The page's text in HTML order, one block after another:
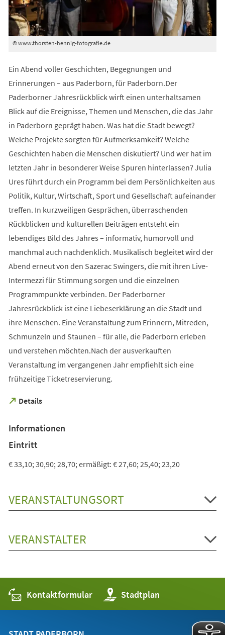
© www.thorsten-hennig-fotografie.de
Ein Abend voller Geschichten, Begegnungen und
Erinnerungen – aus Paderborn, für Paderborn.Der
Paderborner Jahresrückblick wirft einen unterhaltsamen
Blick auf die Ereignisse, Themen und Menschen, die das Jahr
in Paderborn geprägt haben. Was hat die Stadt bewegt?
Welche Projekte sorgten für Aufmerksamkeit? Welche
Geschichten haben die Menschen diskutiert? Und wer hat im
letzten Jahr in besonderer Weise Spuren hinterlassen? Julia
Ures führt durch ein Programm bei dem Persönlichkeiten aus
Politik, Kultur, Wirtschaft, Sport und Gesellschaft aufeinander
treffen. In kurzweiligen Gesprächen, überraschenden
Rückblicken und kulturellen Beiträgen entsteht ein
lebendiges Bild des Jahres – informativ, humorvoll und
manchmal auch nachdenklich. Musikalisch begleitet wird der
Abend erneut von den Sazerac Swingers, die mit ihren Live-
Intermezzi für Stimmung sorgen und die einzelnen
Programmpunkte verbinden. Der Paderborner
Jahresrückblick ist eine Liebeserklärung an die Stadt und
ihre Menschen. Eine Veranstaltung zum Erinnern, Mitreden,
Schmunzeln und Staunen – für alle, die Paderborn erleben
und verstehen möchten.Nach der ausverkauften
Veranstaltung im vergangenen Jahr empfiehlt sich eine
frühzeitige Ticketreservierung.
Details
(Öffnet
neuen
Tab)
Informationen
Eintritt
€ 33,10; 30,90; 28,70; ermäßigt: € 27,60; 25,40; 23,20
VERANSTALTUNGSORT
VERANSTALTER
Kontaktformular Stadtplan
(Öffnet
in
einem